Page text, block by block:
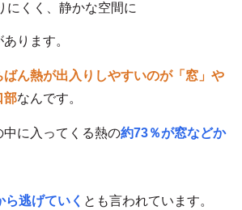
にくく、静かな空間に
ります。
ばん熱が出入りしやすいのが「窓」や
部なんです。
に入ってくる熱の約73％が窓などか
逃げていく とも言われています。